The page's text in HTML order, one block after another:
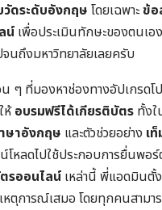
ดระดับอังกฤษ โดยเฉพาะข้อ
น์ เพื่อประเมินทักษะของตนเอ
นถึงมหาวิทยาลัยเลยครับ
ๆ ที่มองหาช่องทางอัปเกรด
ห้อบรมฟรีได้เกียรติบัตร ทั้งใ
ษาอังกฤษ และตัวช่วยอย่าง เ
โหลดไปใช้ประกอบการยื่นพ
รออนไลน์ เหล่านี้ พี่แอดมินตั้
ตุการณ์เสมอ โดยทุกคนสาม